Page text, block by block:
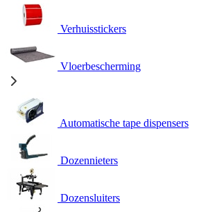
Verhuisstickers
Vloerbescherming
Automatische tape dispensers
Dozennieters
Dozensluiters